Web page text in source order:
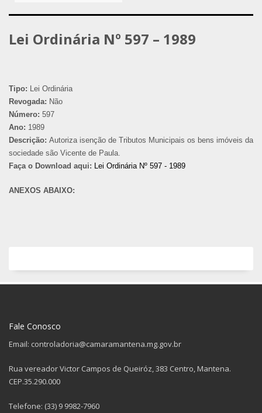
Lei Ordinária Nº 597 – 1989
Tipo: Lei Ordinária
Revogada: Não
Número: 597
Ano: 1989
Descrição: Autoriza isenção de Tributos Municipais os bens imóveis da
sociedade são Vicente de Paula.
Faça o Download aqui: Lei Ordinária Nº 597 - 1989
ANEXOS ABAIXO:
Fale Conosco
Email: controladoria@camaramantena.mg.gov.br
Rua vereador Victor Campos de Queiróz, 383 Centro, Mantena.
CEP.35.290.000
Telefone: (33) 9 9982-7960